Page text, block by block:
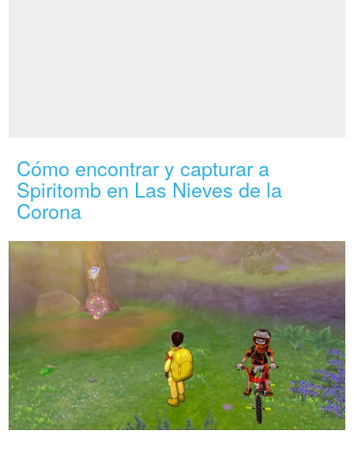
Cómo encontrar y capturar a
Spiritomb en Las Nieves de la
Corona